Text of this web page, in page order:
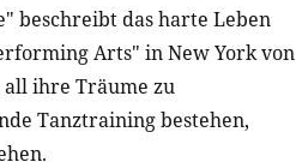
beschreibt das harte Leben
Arts" in New York von
ihre Träume zu
Tanztraining bestehen,